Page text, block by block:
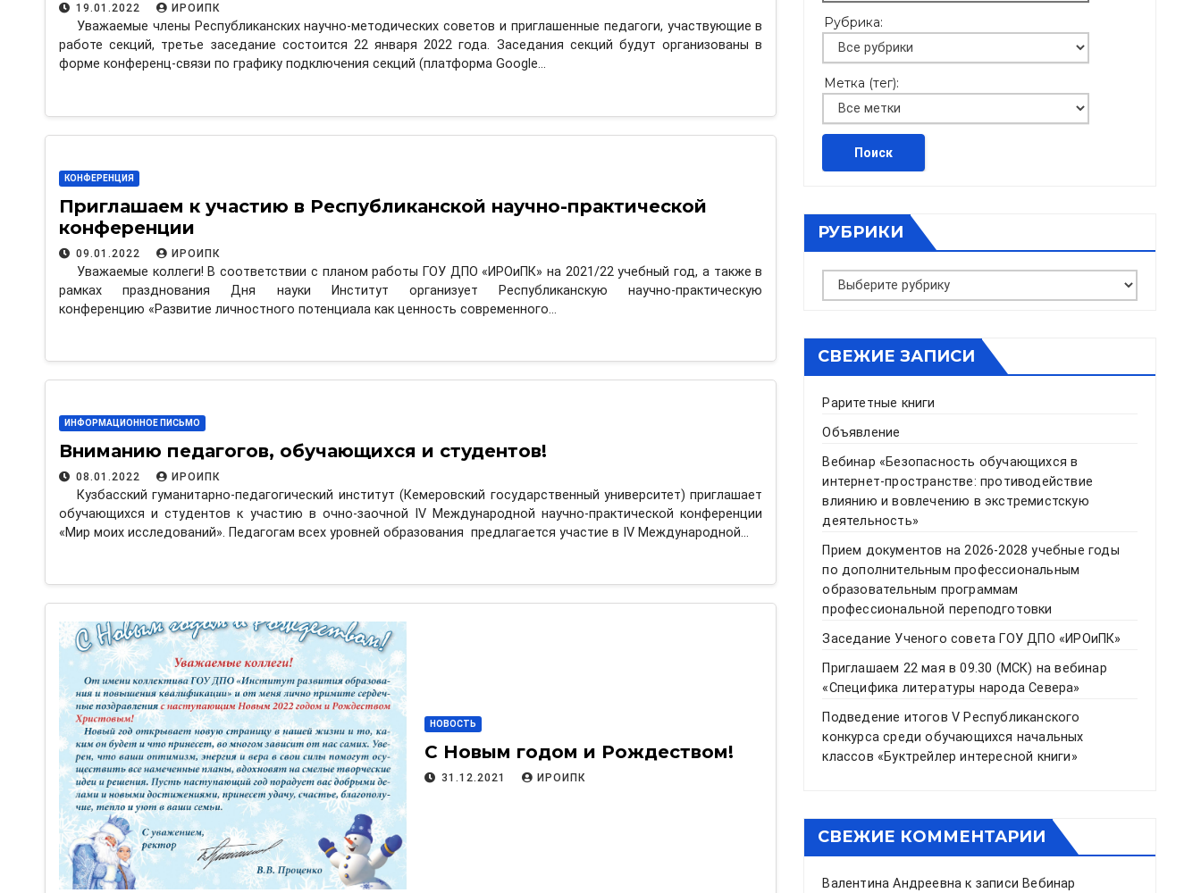
переподготовки
19.01.2022 ИРОИПК
Уважаемые члены Республиканских научно-методических советов и приглашенные педагоги, участвующие в
работе секций, третье заседание состоится 22 января 2022 года. Заседания секций будут организованы в
форме конференц-связи по графику подключения секций (платформа Google…
КОНФЕРЕНЦИЯ
Приглашаем к участию в Республиканской научно-практической
конференции
09.01.2022 ИРОИПК
Уважаемые коллеги! В соответствии с планом работы ГОУ ДПО «ИРОиПК» на 2021/22 учебный год, а также в
рамках празднования Дня науки Институт организует Республиканскую научно-практическую
конференцию «Развитие личностного потенциала как ценность современного…
ИНФОРМАЦИОННОЕ ПИСЬМО
Вниманию педагогов, обучающихся и студентов!
08.01.2022 ИРОИПК
Кузбасский гуманитарно-педагогический институт (Кемеровский государственный университет) приглашает
обучающихся и студентов к участию в очно-заочной IV Международной научно-практической конференции
«Мир моих исследований». Педагогам всех уровней образования предлагается участие в IV Международной…
НОВОСТЬ
С Новым годом и Рождеством!
31.12.2021 ИРОИПК
Рубрика:
Метка (тег):
РУБРИКИ
Рубрики
СВЕЖИЕ ЗАПИСИ
Раритетные книги
Объявление
Вебинар «Безопасность обучающихся в
интернет-пространстве: противодействие
влиянию и вовлечению в экстремистскую
деятельность»
Прием документов на 2026-2028 учебные годы
по дополнительным профессиональным
образовательным программам
профессиональной переподготовки
Заседание Ученого совета ГОУ ДПО «ИРОиПК»
Приглашаем 22 мая в 09.30 (МСК) на вебинар
«Специфика литературы народа Севера»
Подведение итогов V Республиканского
конкурса среди обучающихся начальных
классов «Буктрейлер интересной книги»
СВЕЖИЕ КОММЕНТАРИИ
Валентина Андреевна к записи Вебинар